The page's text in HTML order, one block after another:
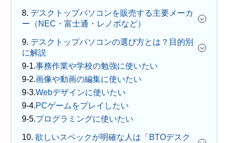
8. デスクトップパソコンを販売する主要メーカ
ー（NEC・富士通・レノボなど）
9. デスクトップパソコンの選び方とは？目的別
に解説
事務作業や学校の勉強に使いたい
画像や動画の編集に使いたい
Webデザインに使いたい
PCゲームをプレイしたい
プログラミングに使いたい
10. 欲しいスペックが明確な人は「BTOデスク